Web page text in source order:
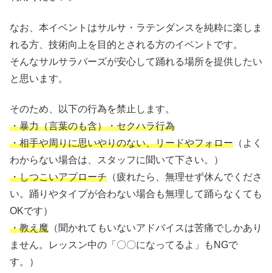
なお、本イベントはサルサ・ラテンダンスを純粋に楽しま
れる方、技術向上を目的とされる方のイベントです。
そんなサルサラバーズが安心して踊れる場所を提供したい
と思います。
そのため、以下の行為を禁止します。
・暴力（言葉のも含）・セクハラ行為
・相手や周りに思いやりのない、リードやフォロー （よく
わからない場合は、スタッフに聞いて下さい。）
・しつこいアプローチ （疲れたら、無理せず休んでくださ
い。踊りやタイプが合わない場合も無理して踊らなくても
OKです）
・教え魔 （聞かれてもいないアドバイスは苦痛でしかあり
ません。レッスン中の「〇〇になってるよ」もNGで
す。）